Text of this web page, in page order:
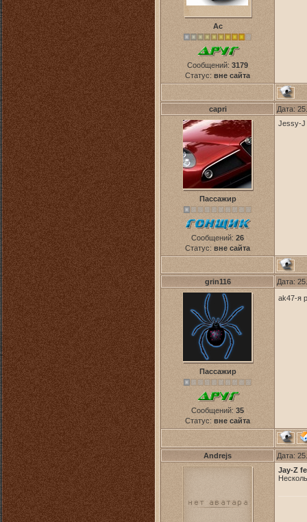
Ас
Сообщений: 3179
Статус: вне сайта
capri Дата:
Пассажир
Сообщений: 26
Статус: вне сайта
Jessy-J
grin116 Дата:
Пассажир
Сообщений: 35
Статус: вне сайта
ak47-я
Andrejs Дата:
Jay-Z